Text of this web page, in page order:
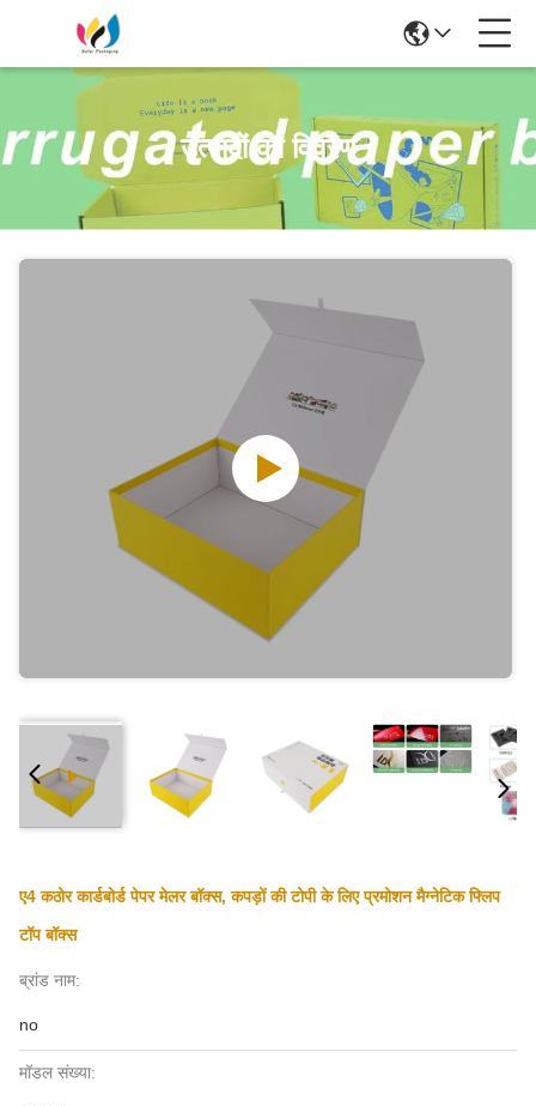
उत्पादों का विवरण
ए4 कठोर कार्डबोर्ड पेपर मेलर बॉक्स, कपड़ों की टोपी के लिए प्रमोशन मैग्नेटिक फ्लिप
टॉप बॉक्स
ब्रांड नाम:
no
मॉडल संख्या: